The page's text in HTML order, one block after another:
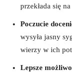
przekłada się
Poczucie
wysyła jasny
wierzy w ich
Lepsze